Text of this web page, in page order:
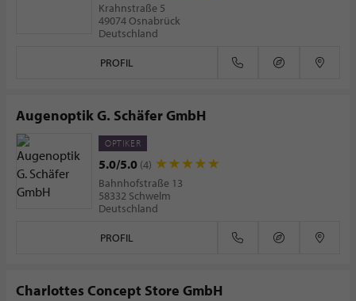
Krahnstraße 5
49074 Osnabrück
Deutschland
PROFIL
Augenoptik G. Schäfer GmbH
OPTIKER
5.0/5.0 (4)
Bahnhofstraße 13
58332 Schwelm
Deutschland
PROFIL
Charlottes Concept Store GmbH